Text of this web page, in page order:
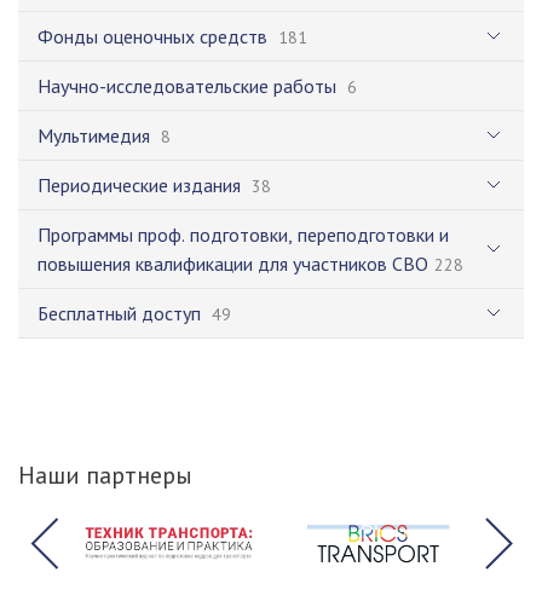
Фонды оценочных средств 181
Научно-исследовательские работы 6
Мультимедия 8
Периодические издания 38
Программы проф. подготовки, переподготовки и
повышения квалификации для участников СВО 228
Бесплатный доступ 49
Наши партнеры